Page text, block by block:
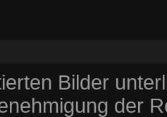
Bilder
der